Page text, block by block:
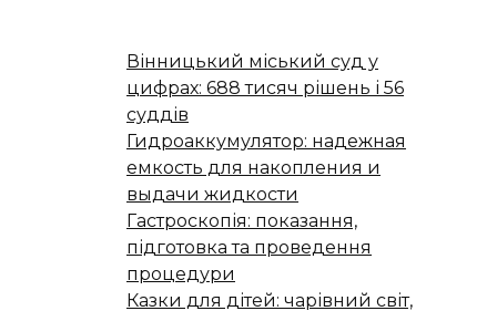
Вінницький міський суд у
цифрах: 688 тисяч рішень і 56
суддів
Гидроаккумулятор: надежная
емкость для накопления и
выдачи жидкости
Гастроскопія: показання,
підготовка та проведення
процедури
Казки для дітей: чарівний світ,